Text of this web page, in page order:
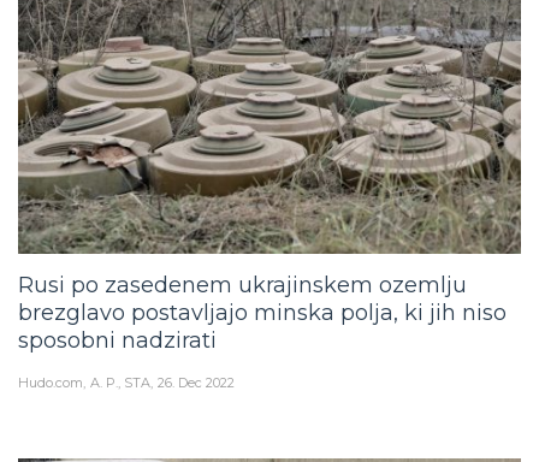
Rusi po zasedenem ukrajinskem ozemlju
brezglavo postavljajo minska polja, ki jih niso
sposobni nadzirati
Hudo.com A. P., STA 26. Dec 2022